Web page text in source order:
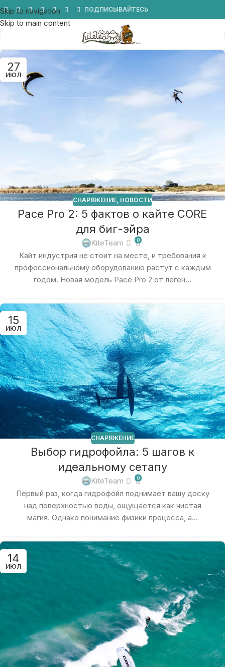
Skip to navigation
Skip to main content
ПОДПИСЫВАЙТЕСЬ
27
ИЮЛ
СНАРЯЖЕНИЕ НОВОСТИ
Pace Pro 2: 5 фактов о кайте CORE
для биг-эйра
KiteTeam 0
Кайт индустрия не стоит на месте, и требования к
профессиональному оборудованию растут с каждым
годом. Новая модель Pace Pro 2 от леген...
15
ИЮЛ
СНАРЯЖЕНИЕ
Выбор гидрофойла: 5 шагов к
идеальному сетапу
KiteTeam 0
Первый раз, когда гидрофойл поднимает вашу доску
над поверхностью воды, ощущается как чистая
магия. Однако понимание физики процесса, а...
14
ИЮЛ